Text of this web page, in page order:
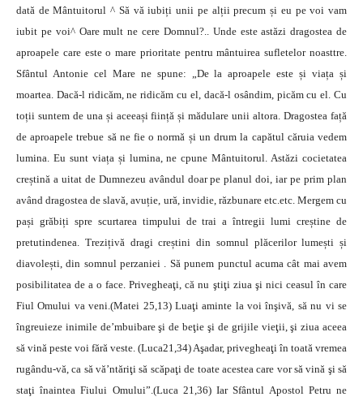
dată de Mântuitorul ^ Să vă iubiți unii pe alții precum și eu pe voi vam
iubit pe voi^ Oare mult ne cere Domnul?.. Unde este astăzi dragostea de
aproapele care este o mare prioritate pentru mântuirea sufletelor noasttre.
Sfântul Antonie cel Mare ne spune: „De la aproapele este și viața și
moartea. Dacă-l ridicăm, ne ridicăm cu el, dacă-l osândim, picăm cu el. Cu
toții suntem de una și aceeași ființă și mădulare unii altora. Dragostea față
de aproapele trebue să ne fie o normă și un drum la capătul căruia vedem
lumina. Eu sunt viața și lumina, ne cpune Mântuitorul. Astăzi cocietatea
creștină a uitat de Dumnezeu avândul doar pe planul doi, iar pe prim plan
având dragostea de slavă, avuție, ură, invidie, răzbunare etc.etc. Mergem cu
pași grăbiți spre scurtarea timpului de trai a întregii lumi creștine de
pretutindenea. Trezițivă dragi creștini din somnul plăcerilor lumești și
diavolești, din somnul perzaniei . Să punem punctul acuma cât mai avem
posibilitatea de a o face. Privegheaţi, că nu ştiţi ziua şi nici ceasul în care
Fiul Omului va veni.(Matei 25,13) Luaţi aminte la voi înşivă, să nu vi se
îngreuieze inimile de’mbuibare şi de beţie şi de grijile vieţii, şi ziua aceea
să vină peste voi fără veste. (Luca21,34) Aşadar, privegheaţi în toată vremea
rugându-vă, ca să vă’ntăriţi să scăpaţi de toate acestea care vor să vină şi să
staţi înaintea Fiului Omului”.(Luca 21,36) Iar Sfântul Apostol Petru ne